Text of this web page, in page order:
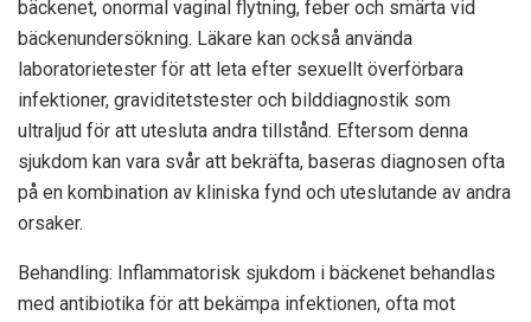
bäckenet, onormal vaginal flytning, feber och smärta vid
bäckenundersökning. Läkare kan också använda
laboratorietester för att leta efter sexuellt överförbara
infektioner, graviditetstester och bilddiagnostik som
ultraljud för att utesluta andra tillstånd. Eftersom denna
sjukdom kan vara svår att bekräfta, baseras diagnosen ofta
på en kombination av kliniska fynd och uteslutande av andra
orsaker.
Behandling: Inflammatorisk sjukdom i bäckenet behandlas
med antibiotika för att bekämpa infektionen, ofta mot